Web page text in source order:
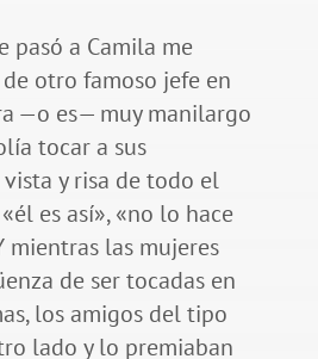
pasó a Camila me
otro famoso jefe en
—o es— muy manilargo
tocar a sus
y risa de todo el
es así», «no lo hace
mientras las mujeres
de ser tocadas en
los amigos del tipo
lado y lo premiaban